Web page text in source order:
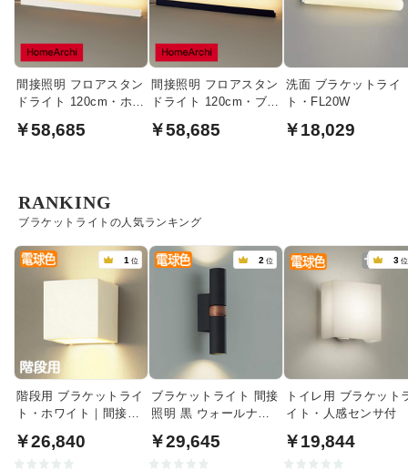
間接照明 フロアスタン
ドライト 120cm・ホワ
￥58,685
間接照明 フロアスタン
ドライト 120cm・ブラ
￥58,685
洗面 ブラケットライ
ト・FL20W
￥18,029
ブラケットライトの人気ランキング
RANKING
1 位
階段用 ブラケットライ
ト・ホワイト｜間接照
￥26,840
2 位
ブラケットライト 間接
照明 黒 ウォールナッ
￥29,645
3 位
トイレ用 ブラケット
イト・人感センサ付
￥19,844